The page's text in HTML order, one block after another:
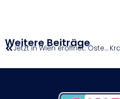
Weitere Beiträge Jetzt in Wien eröffnet: Österreichs größte und beste Kunstturn-Trainingshalle